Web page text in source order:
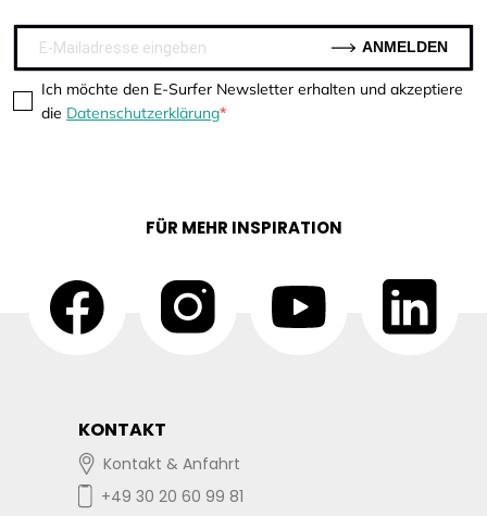
Ich möchte den E-Surfer Newsletter erhalten und akzeptiere
die Datenschutzerklärung
ANMELDEN
FÜR MEHR INSPIRATION
KONTAKT
Kontakt & Anfahrt
+49 30 20 60 99 81